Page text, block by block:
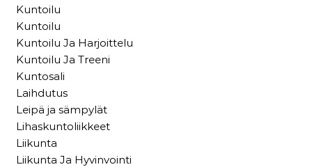
Kuntoilu
Kuntoilu
Kuntoilu Ja Harjoittelu
Kuntoilu Ja Treeni
Kuntosali
Laihdutus
Leipä ja sämpylät
Lihaskuntoliikkeet
Liikunta
Liikunta Ja Hyvinvointi